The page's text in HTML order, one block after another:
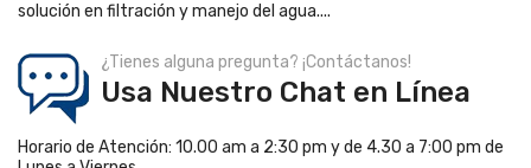
solución en filtración y manejo del agua....
¿Tienes alguna pregunta? ¡Contáctanos!
Usa Nuestro Chat en Línea
Horario de Atención: 10.00 am a 2:30 pm y de 4.30 a 7:00 pm de